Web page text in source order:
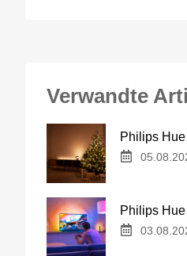
Verwandte
Philips
Philips